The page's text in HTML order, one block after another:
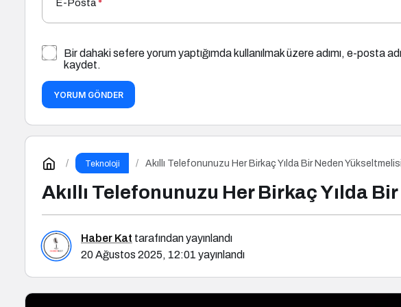
E-Posta*
Bir dahaki sefere yorum yaptığımda kullanılmak üzere adımı, e-posta
kaydet.
YORUM GÖNDER
Teknoloji Akıllı Telefonunuzu Her Birkaç Yılda Bir Neden
Akıllı Telefonunuzu Her Birkaç Yılda
Haber Kat tarafından yayınlandı
20 Ağustos 2025, 12:01 yayınlandı